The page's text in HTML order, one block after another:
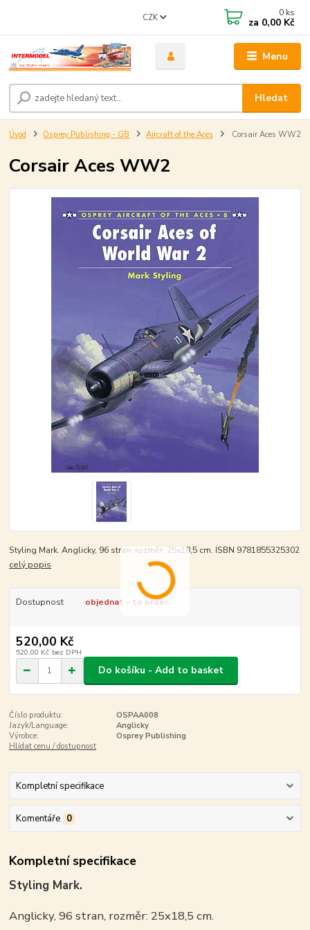
Menu
CZK
Hledat
0 ks
za 0,00 Kč
Úvod Osprey Publishing - GB Aircraft of the Aces Corsair Aces WW2
Corsair Aces WW2
Styling Mark. Anglicky, 96 stran, rozměr: 25x18,5 cm. ISBN 9781855325302
celý popis
Dostupnost objednat - to order
520,00 Kč
520,00 Kč bez DPH
Do košíku - Add to basket
Číslo produktu:
OSPAA008
Jazyk/Language:
Anglicky
Výrobce:
Osprey Publishing
Hlídat cenu / dostupnost
Kompletní specifikace
Komentáře 0
Kompletní specifikace
Styling Mark.
Anglicky, 96 stran, rozměr: 25x18,5 cm.